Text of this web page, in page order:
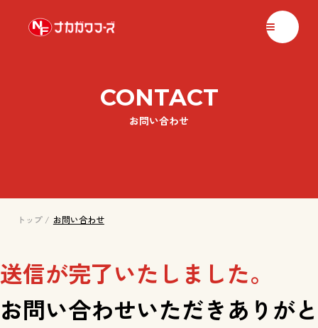
CONTACT
お問い合わせ
トップ お問い合わせ
送信が完了いたしました。
お問い合わせいただきありがと